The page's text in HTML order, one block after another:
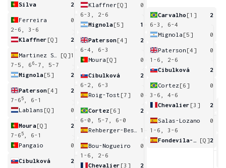
Silva
2
Ferreira
0
2-6, 3-6
Klaffner [Q] 2
[Q]1
7-5, 6 6-7, 5-7
Mignola[5] 2
Paterson[4]
2
7-6 5
, 6-1
Lablans [Q] 0
Moura[Q]
2
7-6 5
, 6-1
Pangaio
0
Cibulková
2
Klaffner[Q]
0
6-3, 2-6
Mignola[5] 1
Paterson[4]
2
6-4, 6-3
Moura [Q] 0
Cibulková
2
6-2, 6-3
Roig-Tost [7] 0
Cortez [6]
2
6-0, 5-7, 6-0
1
Bou-Nogueiro
0
1-6, 2-6
Chevalier [3] 2
Carvalho [1]
2
6-3, 6-4
Mignola [5] 0
Paterson [4]
0
1-6, 2-6
Cibulková
2
Cortez [6]
0
3-6, 4-6
Chevalier [3] 2
Salas-Lozano
0
1-6, 3-6
[Q]2